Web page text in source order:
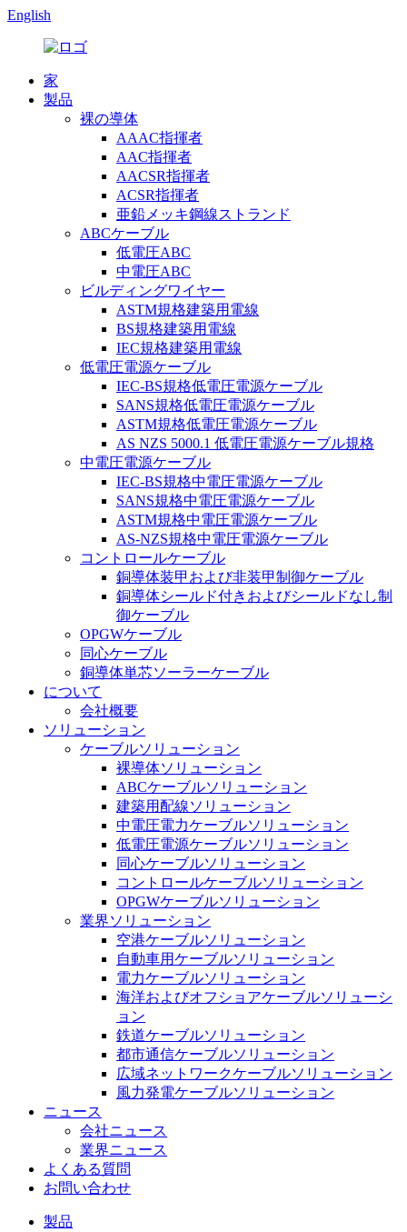
English
家
製品
裸の導体
AAAC指揮者
AAC指揮者
AACSR指揮者
ACSR指揮者
亜鉛メッキ鋼線ストランド
ABCケーブル
低電圧ABC
中電圧ABC
ビルディングワイヤー
ASTM規格建築用電線
BS規格建築用電線
IEC規格建築用電線
低電圧電源ケーブル
IEC-BS規格低電圧電源ケーブル
SANS規格低電圧電源ケーブル
ASTM規格低電圧電源ケーブル
AS NZS 5000.1 低電圧電源ケーブル規格
中電圧電源ケーブル
IEC-BS規格中電圧電源ケーブル
SANS規格中電圧電源ケーブル
ASTM規格中電圧電源ケーブル
AS-NZS規格中電圧電源ケーブル
コントロールケーブル
銅導体装甲および非装甲制御ケーブル
銅導体シールド付きおよびシールドなし制
御ケーブル
OPGWケーブル
同心ケーブル
銅導体単芯ソーラーケーブル
について
会社概要
ソリューション
ケーブルソリューション
裸導体ソリューション
ABCケーブルソリューション
建築用配線ソリューション
中電圧電力ケーブルソリューション
低電圧電源ケーブルソリューション
同心ケーブルソリューション
コントロールケーブルソリューション
OPGWケーブルソリューション
業界ソリューション
空港ケーブルソリューション
自動車用ケーブルソリューション
電力ケーブルソリューション
海洋およびオフショアケーブルソリューシ
ョン
鉄道ケーブルソリューション
都市通信ケーブルソリューション
広域ネットワークケーブルソリューション
風力発電ケーブルソリューション
ニュース
会社ニュース
業界ニュース
よくある質問
お問い合わせ
製品